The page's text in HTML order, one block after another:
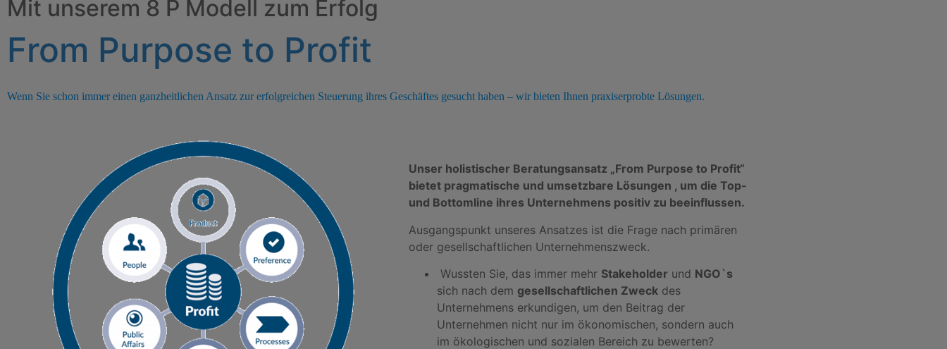
Mit unserem 8 P Modell zum Erfolg
From Purpose to Profit
Wenn Sie schon immer einen ganzheitlichen Ansatz zur erfolgreichen Steuerung ihres Geschäftes gesucht haben – wir bieten Ihnen praxiserprobte Lösungen.
Unser holistischer Beratungsansatz „From Purpose to Profit“
bietet pragmatische und umsetzbare Lösungen , um die Top-
und Bottomline ihres Unternehmens positiv zu beeinflussen.
Ausgangspunkt unseres Ansatzes ist die Frage nach primären
oder gesellschaftlichen Unternehmenszweck.
Wussten Sie, das immer mehr Stakeholder und NGO`s
sich nach dem gesellschaftlichen Zweck des
Unternehmens erkundigen, um den Beitrag der
Unternehmen nicht nur im ökonomischen, sondern auch
im ökologischen und sozialen Bereich zu bewerten?